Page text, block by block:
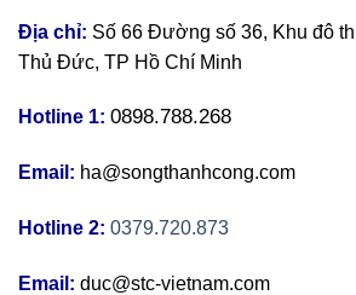
Địa chỉ: Số 66 Đường số 36, Khu đô
Thủ Đức, TP Hồ Chí Minh
Hotline 1: 0898.788.268
Email: ha@songthanhcong.com
Hotline 2: 0379.720.873
Email: duc@stc-vietnam.com